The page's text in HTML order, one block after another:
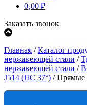
0,00 ₽
Заказать звонок
Главная /Каталог
нержавеющей стали /
нержавеющей стали /
J514 (JIC 37°) /Прямые